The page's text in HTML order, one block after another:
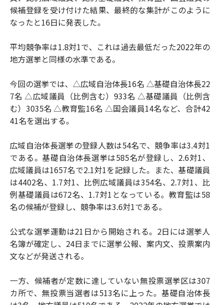
候補登録を受け付けた結果、最終的な集計がこのように
なったと16日に発表した。
平均競争率は1.8対1で、これは過去最低だった2022年の
地方選挙と同様の水準である。
今回の選挙では、△広域自治体長16名 △基礎自治体長22
7名 △広域議員（比例含む）933名 △基礎議員（比例含
む）3035名 △教育監16名 △国会議員14名など、合計42
41名を選出する。
広域自治体長選挙の登録人数は54名で、競争率は3.4対1
である。基礎自治体長選挙は585名が登録し、2.6対1、
広域議員は1657名で2.1対1を記録した。また、基礎議員
は4402名、1.7対1、比例広域議員は354名、2.7対1、比
例基礎議員は672名、1.7対1となっている。教育監は58
名の候補が登録し、競争率は3.6対1である。
公式な選挙運動は21日から開始される。2日には選挙人
名簿が確定し、24日までに選挙公報、案内文、投票案内
文などが発送される。
一方、候補者が定数に達していない無投票選挙区は307
カ所で、無投票当選者は513名に上った。基礎自治体長